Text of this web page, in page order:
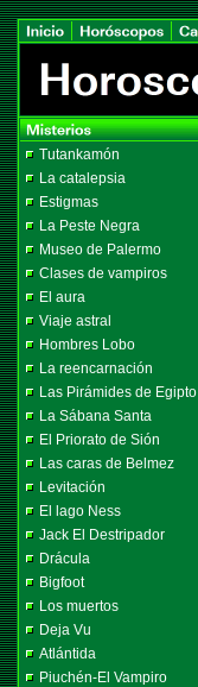
Tutankamón
La catalepsia
Estigmas
La Peste Negra
Museo de Palermo
Clases de vampiros
El aura
Viaje astral
Hombres Lobo
La reencarnación
Las Pirámides de Egipto
La Sábana Santa
El Priorato de Sión
Las caras de Belmez
Levitación
El lago Ness
Jack El Destripador
Drácula
Bigfoot
Los muertos
Deja Vu
Atlántida
Piuchén-El Vampiro